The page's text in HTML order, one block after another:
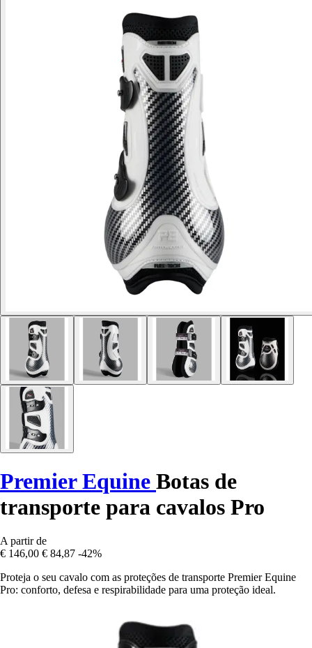
Premier Equine Botas de
transporte para cavalos Pro
A partir de
€ 146,00 € 84,87 -42%
Proteja o seu cavalo com as proteções de transporte Premier Equine
Pro: conforto, defesa e respirabilidade para uma proteção ideal.